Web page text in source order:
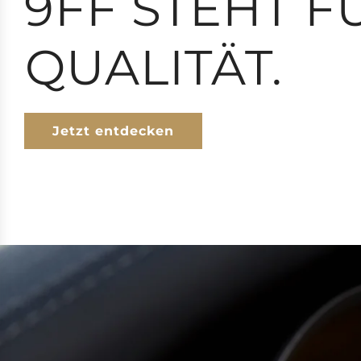
QUALITÄT.
Jetzt entdecken